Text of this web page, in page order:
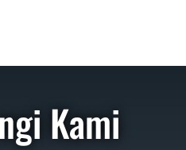
Kami